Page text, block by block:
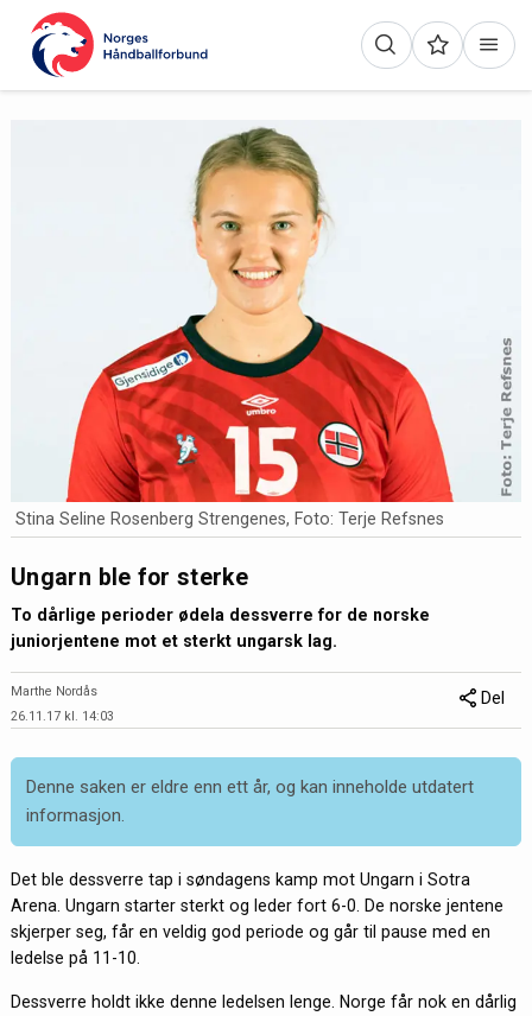
Stina Seline Rosenberg Strengenes, Foto: Terje Refsnes
Ungarn ble for sterke
To dårlige perioder ødela dessverre for de norske
juniorjentene mot et sterkt ungarsk lag.
Marthe Nordås
26.11.17 kl. 14:03
Del
Denne saken er eldre enn ett år, og kan inneholde utdatert
informasjon.
Det ble dessverre tap i søndagens kamp mot Ungarn i Sotra
Arena. Ungarn starter sterkt og leder fort 6-0. De norske jentene
skjerper seg, får en veldig god periode og går til pause med en
ledelse på 11-10.
Dessverre holdt ikke denne ledelsen lenge. Norge får nok en dårlig